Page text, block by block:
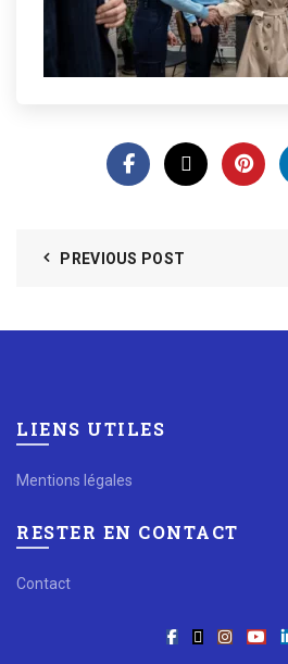
PREVIOUS POST
LIENS UTILES
Mentions légales
RESTER EN CONTACT
Contact